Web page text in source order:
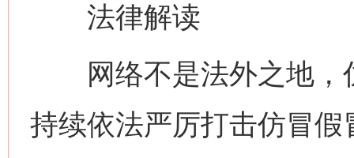
法律解读
网络不是法外之地，
持续依法严厉打击仿冒